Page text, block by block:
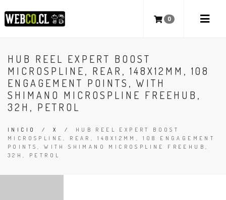
0
HUB REEL EXPERT BOOST
MICROSPLINE, REAR, 148X12MM, 108
ENGAGEMENT POINTS, WITH
SHIMANO MICROSPLINE FREEHUB,
32H, PETROL
INICIO /X / HUB REEL EXPERT BOOST
MICROSPLINE, REAR, 148X12MM, 108 ENGAGEMENT
POINTS, WITH SHIMANO MICROSPLINE FREEHUB,
32H, PETROL